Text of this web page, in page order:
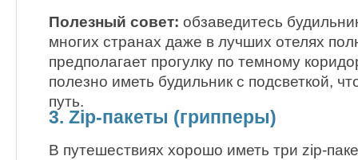
Полезный совет: обзаведитесь
многих странах даже в лучших отелях
предполагает прогулку по темному
полезно иметь будильник с подсветкой,
путь.
3. Zip-пакеты (грипперы)
В путешествиях хорошо иметь три zip-